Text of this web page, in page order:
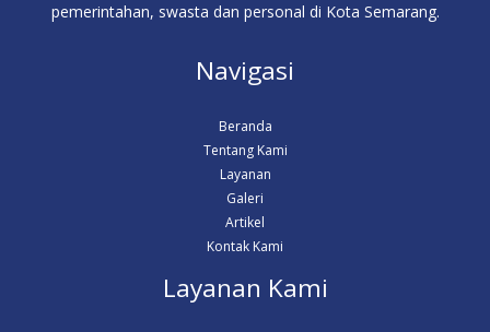
pemerintahan, swasta dan personal di Kota Semarang.
Navigasi
Beranda
Tentang Kami
Layanan
Galeri
Artikel
Kontak Kami
Layanan Kami